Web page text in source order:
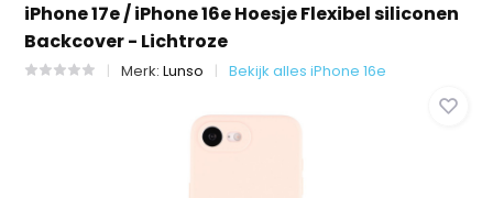
iPhone 17e / iPhone 16e Hoesje Flexibel siliconen
Backcover - Lichtroze
Merk:Lunso Bekijk alles iPhone 16e